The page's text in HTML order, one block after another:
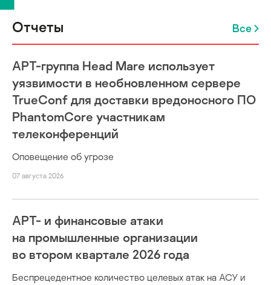
Отчеты Все
APT-группа Head Mare использует
уязвимости в необновленном сервере
TrueConf для доставки вредоносного ПО
PhantomCore участникам
телеконференций
Оповещение об угрозе
07 августа 2026
APT- и финансовые атаки
на промышленные организации
во втором квартале 2026 года
Беспрецедентное количество целевых атак на АСУ и